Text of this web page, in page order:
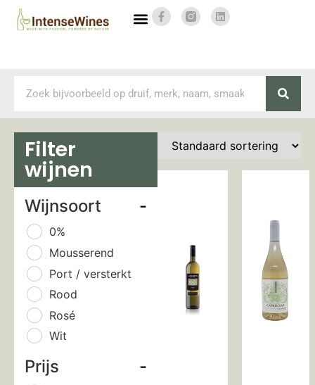
Filter
wijnen
Wijnsoort -
0%
Mousserend
Port / versterkt
Rood
Rosé
Wit
Prijs -